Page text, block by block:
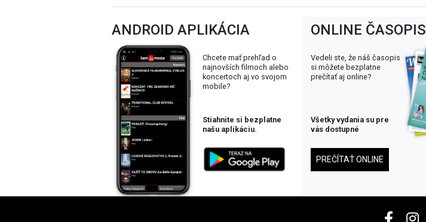
ANDROID APLIKÁCIA
Chcete mať prehľad o
najnovších filmoch alebo
koncertoch aj vo svojom
mobile?
Stiahnite si bezplatne
našu aplikáciu.
ONLINE ČASOPIS
Vedeli ste, že náš časopis
si môžete bezplatne
prečítať aj online?
Všetky vydania su pre
vás dostupné
PREČÍTAŤ ONLINE